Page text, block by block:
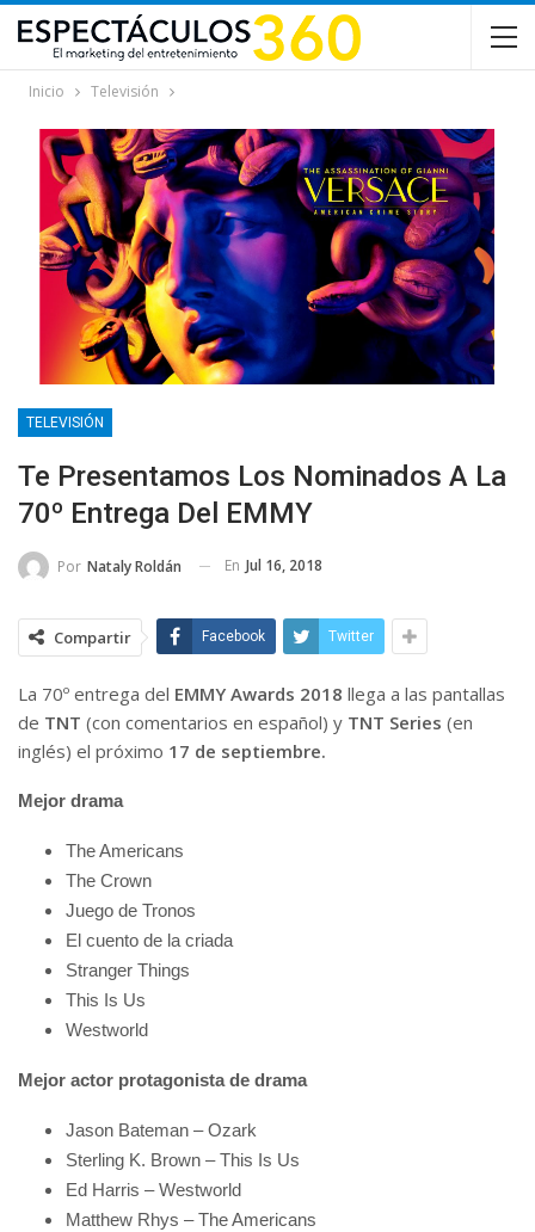
Inicio Televisión
TELEVISIÓN
Te Presentamos Los Nominados A La
70º Entrega Del EMMY
Por Nataly Roldán En Jul 16, 2018
Compartir Facebook Twitter
La 70º entrega del EMMY Awards 2018 llega a las pantallas
de TNT (con comentarios en español) y TNT Series (en
inglés) el próximo 17 de septiembre.
Mejor drama
The Americans
The Crown
Juego de Tronos
El cuento de la criada
Stranger Things
This Is Us
Westworld
Mejor actor protagonista de drama
Jason Bateman – Ozark
Sterling K. Brown – This Is Us
Ed Harris – Westworld
Matthew Rhys – The Americans